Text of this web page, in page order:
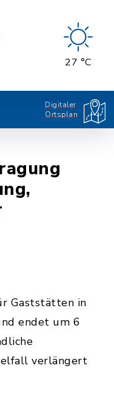
27 °C
Digitaler
Ortsplan
Gaststätten in
endet um 6
verlängert